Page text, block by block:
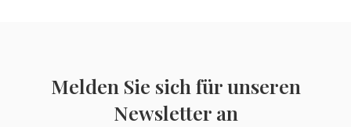
Melden Sie sich für unseren
Newsletter an